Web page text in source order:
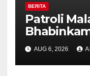
BERITA
Patroli
Pilar
Perkuat
Diajak
AUG 6, 2026